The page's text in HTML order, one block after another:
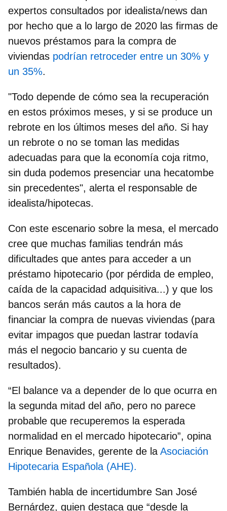
expertos consultados por idealista/news dan
por hecho que a lo largo de 2020 las firmas de
nuevos préstamos para la compra de
viviendas podrían retroceder entre un 30% y
un 35%.
"Todo depende de cómo sea la recuperación
en estos próximos meses, y si se produce un
rebrote en los últimos meses del año. Si hay
un rebrote o no se toman las medidas
adecuadas para que la economía coja ritmo,
sin duda podemos presenciar una hecatombe
sin precedentes", alerta el responsable de
idealista/hipotecas.
Con este escenario sobre la mesa, el mercado
cree que muchas familias tendrán más
dificultades que antes para acceder a un
préstamo hipotecario (por pérdida de empleo,
caída de la capacidad adquisitiva...) y que los
bancos serán más cautos a la hora de
financiar la compra de nuevas viviendas (para
evitar impagos que puedan lastrar todavía
más el negocio bancario y su cuenta de
resultados).
“El balance va a depender de lo que ocurra en
la segunda mitad del año, pero no parece
probable que recuperemos la esperada
normalidad en el mercado hipotecario”, opina
Enrique Benavides, gerente de la Asociación
Hipotecaria Española (AHE).
También habla de incertidumbre San José
Bernárdez, quien destaca que “desde la